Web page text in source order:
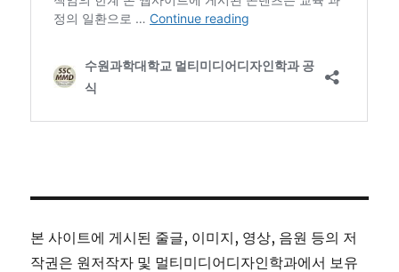
본 사이트에 게시된 줄글, 이미지, 영상, 음원 등의 저
작권은 원저작자 및 멀티미디어디자인학과에서 보유